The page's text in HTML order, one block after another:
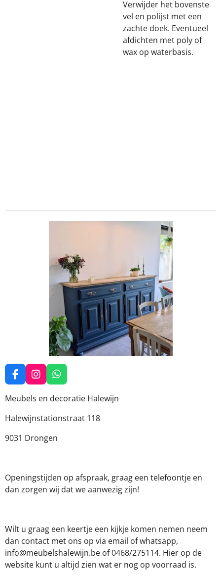
Verwijder het bovenste
vel en polijst met een
zachte doek. Eventueel
afdichten met poly of
wax op waterbasis.
F
a
c
b
o
o
k
I
n
s
a
g
r
a
W
h
a
s
A
p
p
Meubels en decoratie Halewijn
Halewijnstationstraat 118
9031 Drongen
Openingstijden op afspraak, graag een telefoontje en
dan zorgen wij dat we aanwezig zijn!
Wilt u graag een keertje een kijkje komen nemen neem
dan contact met ons op via email of whatsapp,
info@meubelshalewijn.be of 0468/275114. Hier op de
website kunt u altijd zien wat er nog op voorraad is.